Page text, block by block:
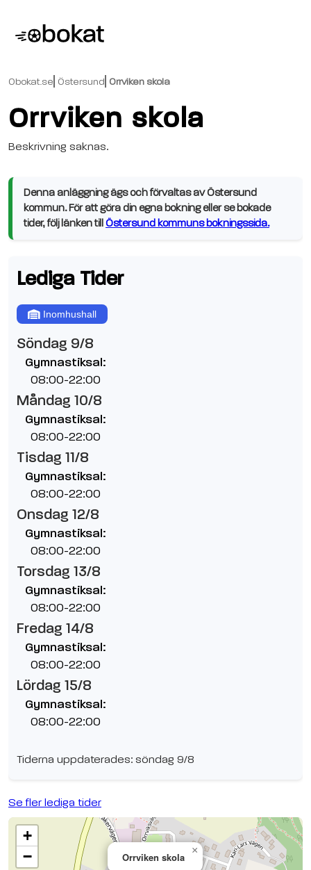
Obokat.se Östersund Orrviken skola
Orrviken skola
Beskrivning saknas.
Denna anläggning ägs och förvaltas av Östersund
kommun. För att göra din egna bokning eller se bokade
tider, följ länken till Östersund kommuns bokningssida.
Lediga Tider
Inomhushall
Söndag 9/8
Gymnastiksal:
08:00-22:00
Måndag 10/8
Gymnastiksal:
08:00-22:00
Tisdag 11/8
Gymnastiksal:
08:00-22:00
Onsdag 12/8
Gymnastiksal:
08:00-22:00
Torsdag 13/8
Gymnastiksal:
08:00-22:00
Fredag 14/8
Gymnastiksal:
08:00-22:00
Lördag 15/8
Gymnastiksal:
08:00-22:00
Tiderna uppdaterades: söndag 9/8
Se fler lediga tider
Orrviken skola
×
+
−